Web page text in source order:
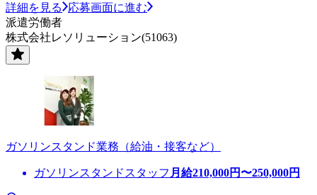
詳細を見る
応募画面に進む
派遣労働者
株式会社レソリューション(51063)
ガソリンスタンド業務（給油・接客など）
ガソリンスタンドスタッフ 月給210,000円〜250,000円